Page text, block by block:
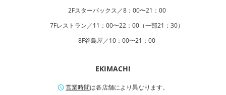
2Fスターバックス／8：00〜21：00
7Fレストラン／11：00〜22：00（一部21：30）
8F谷島屋／10：00〜21：00
EKIMACHI
営業時間は各店舗により異なります。